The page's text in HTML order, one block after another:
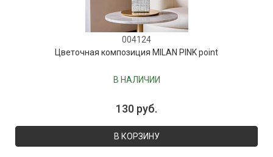
004124
Цветочная композиция MILAN PINK point
В НАЛИЧИИ
130 руб.
В КОРЗИНУ